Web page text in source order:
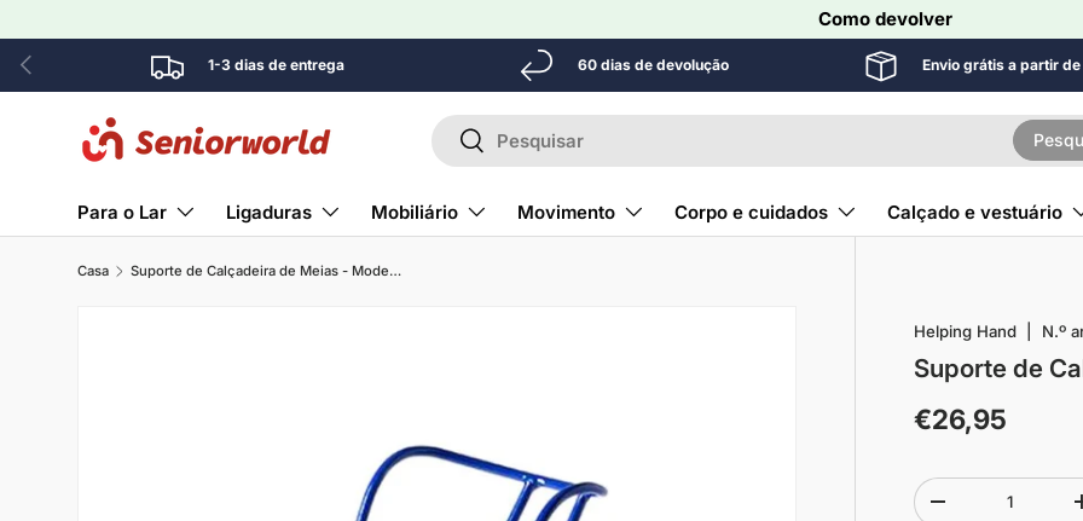
Ir para o conteúdo
Como devolver
Anterior 1-3 dias de entrega 60 dias de devolução Envio grátis a partir
Pesquisar
Pesquisar
Para o Lar Ligaduras Mobiliário Movimento Corpo e cuidados Calçado e vestuário
Casa Suporte de Calçadeira de Meias - Modelo Curto
Helping Hand N.º
Suporte de
€26,95
Quantidade
-